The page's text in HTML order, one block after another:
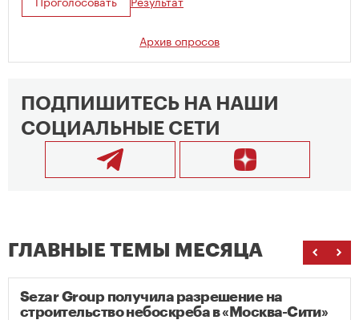
Архив опросов
ПОДПИШИТЕСЬ НА НАШИ
СОЦИАЛЬНЫЕ СЕТИ
ГЛАВНЫЕ ТЕМЫ МЕСЯЦА
Sezar Group получила разрешение на
строительство небоскреба в «Москва-Сити»